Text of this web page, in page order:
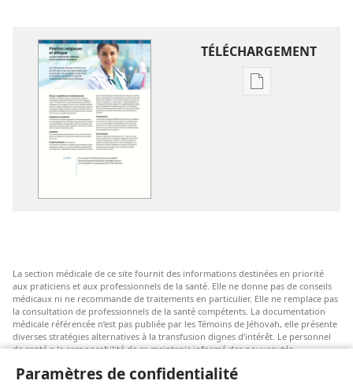
Paramètres de confidentialité
TÉLÉCHARGEMENT
Options
sur
les
traitements
médicaux
La section médicale de ce site fournit des informations destinées en priorité
aux praticiens et aux professionnels de la santé. Elle ne donne pas de conseils
médicaux ni ne recommande de traitements en particulier. Elle ne remplace pas
la consultation de professionnels de la santé compétents. La documentation
médicale référencée n’est pas publiée par les Témoins de Jéhovah, elle présente
diverses stratégies alternatives à la transfusion dignes d’intérêt. Le personnel
de santé a la responsabilité de se maintenir informé des nouveautés
à faire des choix selon leur état de santé, leurs souhaits, leurs valeurs et leurs